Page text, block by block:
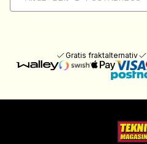
Gratis fraktalternativ